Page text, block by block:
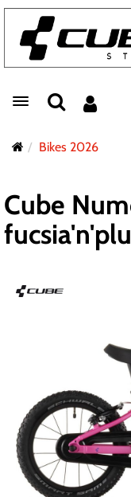
Toggle navigation
Bikes 2026
Cube